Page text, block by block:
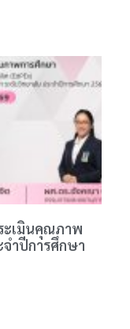
ะเมินคุณภาพ
จำปีการศึกษา